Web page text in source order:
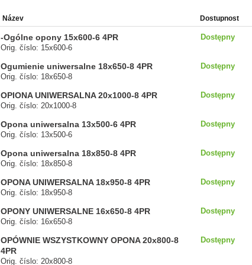
Název Dostupnost
-Ogólne opony 15x600-6 4PR
Orig. číslo: 15x600-6
Dostępny
Ogumienie uniwersalne 18x650-8 4PR
Orig. číslo: 18x650-8
Dostępny
OPIONA UNIWERSALNA 20x1000-8 4PR
Orig. číslo: 20x1000-8
Dostępny
Opona uniwersalna 13x500-6 4PR
Orig. číslo: 13x500-6
Dostępny
Opona uniwersalna 18x850-8 4PR
Orig. číslo: 18x850-8
Dostępny
OPONA UNIWERSALNA 18x950-8 4PR
Orig. číslo: 18x950-8
Dostępny
OPONY UNIWERSALNE 16x650-8 4PR
Orig. číslo: 16x650-8
Dostępny
OPÓWNIE WSZYSTKOWNY OPONA 20x800-8
4PR
Orig. číslo: 20x800-8
Dostępny